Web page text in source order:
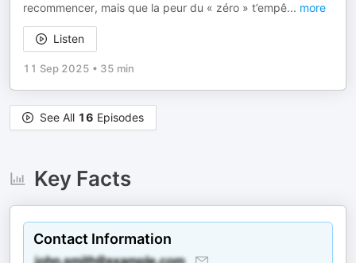
recommencer, mais que la peur du « zéro » t’empê... more
Listen
11 Sep 2025 • 35 min
See All 16 Episodes
Key Facts
Contact Information